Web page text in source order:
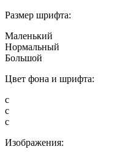
Размер шрифта:
Маленький
Нормальный
Большой
Цвет фона и шрифта:
с
с
с
Изображения: